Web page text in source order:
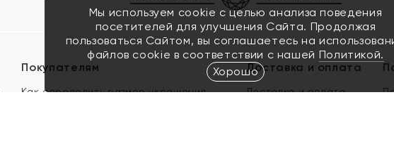
Покупателям
Как определить размер украшения
Доставка и оплата
Доставка и оплата
Мы используем cookie с целью анализа поведения
посетителей для улучшения Сайта. Продолжая
пользоваться Сайтом, вы соглашаетесь на
файлов cookie в соответствии с нашей Политикой.
Хорошо